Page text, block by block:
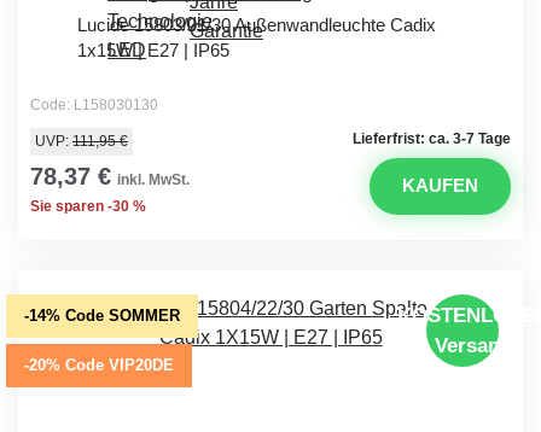
Lucide 15803/01/30 Außenwandleuchte Cadix
1x15W | E27 | IP65
Code: L158030130
Lieferfrist: ca. 3-7 Tage
UVP: 111,95 €
78,37 € inkl. MwSt.
Sie sparen -30 %
KAUFEN
-14% Code SOMMER
-20% Code VIP20DE
Versand